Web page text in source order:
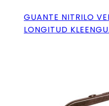
GUANTE NITRILO
LONGITUD